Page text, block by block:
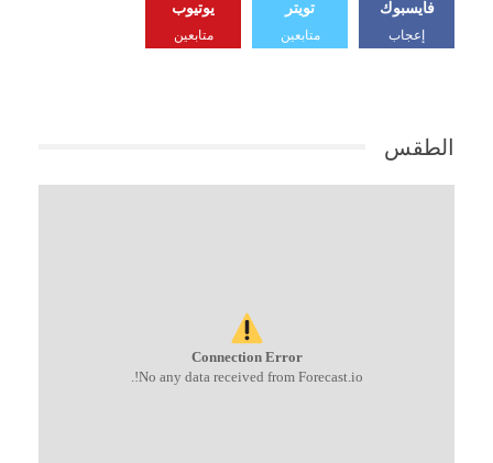
فايسبوك
إعجاب
تويتر
متابعين
يوتيوب
متابعين
الطقس
Connection Error
No any data received from Forecast.io!.